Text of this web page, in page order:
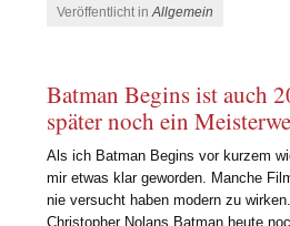
Veröffentlicht inAllgemein
Batman Begins ist auch
später noch ein
Als ich Batman Begins vor kurzem
mir etwas klar geworden. Manche
nie versucht haben modern zu
Christopher Nolans Batman heute